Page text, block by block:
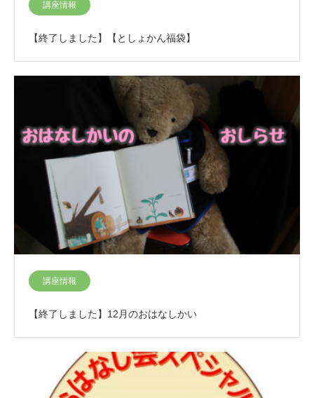
講座情報
【終了しました】【としょかん福袋】
講座情報
【終了しました】12月のおはなしかい